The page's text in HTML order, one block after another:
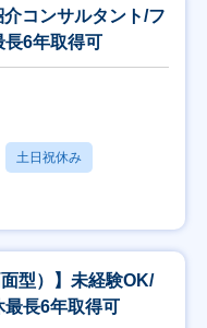
コンサルタント/フ
長6年取得可
土日祝休み
型）】未経験OK/
最長6年取得可